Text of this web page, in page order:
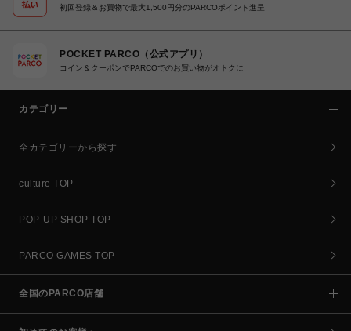
初回登録＆お買物で最大1,500円分のPARCOポイント進呈
POCKET PARCO（公式アプリ）
コイン＆クーポンでPARCOでのお買い物がオトクに
カテゴリー
全カテゴリーから探す
culture TOP
POP-UP SHOP TOP
PARCO GAMES TOP
全国のPARCO店舗